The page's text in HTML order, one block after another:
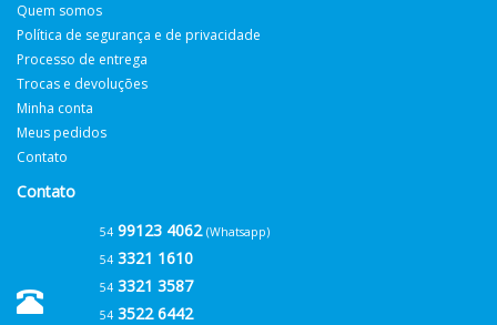
Quem somos
Política de segurança e de privacidade
Processo de entrega
Trocas e devoluções
Minha conta
Meus pedidos
Contato
Contato
5499123 4062 (Whatsapp)
543321 1610
543321 3587
543522 6442